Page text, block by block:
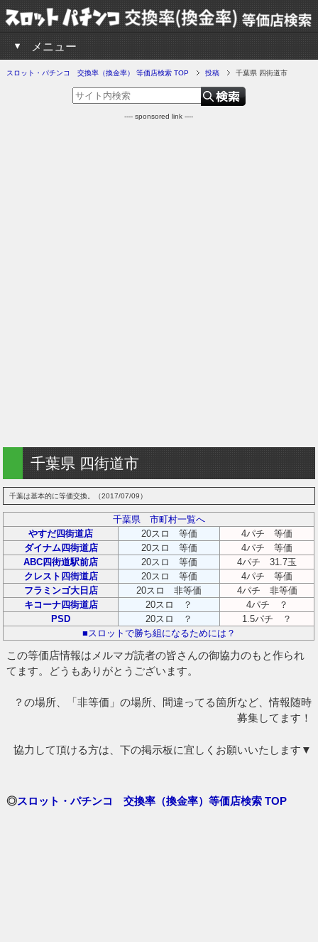
メニュー
スロット・パチンコ 交換率（換金率） 等価店検索 TOP 投稿 千葉県 四街道市
---- sponsored link ----
千葉県 四街道市
千葉は基本的に等価交換。（2017/07/09）
千葉県 市町村一覧へ
やすだ四街道店
20スロ 等価
4パチ 等価
ダイナム四街道店
20スロ 等価
4パチ 等価
ABC四街道駅前店
20スロ 等価
4パチ 31.7玉
クレスト四街道店
20スロ 等価
4パチ 等価
フラミンゴ大日店
20スロ 非等価
4パチ 非等価
キコーナ四街道店
20スロ ？
4パチ ？
PSD
20スロ ？
1.5パチ ？
■スロットで勝ち組になるためには？
この等価店情報はメルマガ読者の皆さんの御協力のもと作られ
てます。どうもありがとうございます。
？の場所、「非等価」の場所、間違ってる箇所など、情報随時
募集してます！
協力して頂ける方は、下の掲示板に宜しくお願いいたします▼
◎スロット・パチンコ 交換率（換金率）等価店検索 TOP